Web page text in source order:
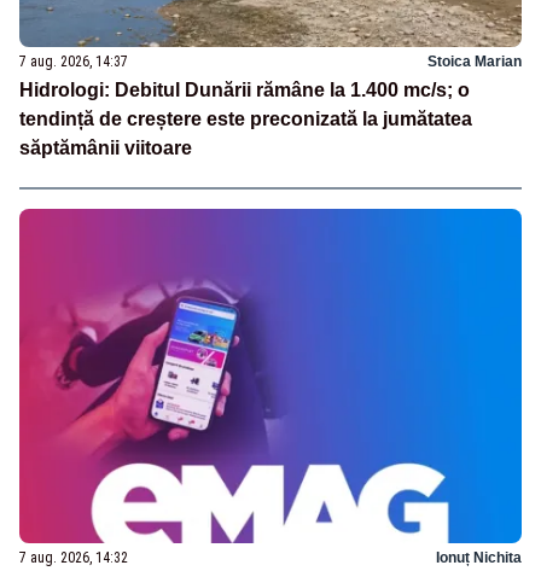
7 aug. 2026, 14:37 Stoica Marian
Hidrologi: Debitul Dunării rămâne la 1.400 mc/s; o
tendință de creștere este preconizată la jumătatea
săptămânii viitoare
7 aug. 2026, 14:32 Ionuț Nichita